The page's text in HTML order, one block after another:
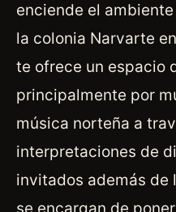
enciende el
la colonia Narvarte
te ofrece un espacio
principalmente por
música norteña a
interpretaciones de
invitados además de